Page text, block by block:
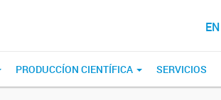
EN
PRODUCCÍON CIENTÍFICA SERVICIOS